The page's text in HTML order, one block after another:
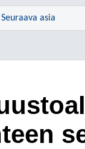
Seuraava asia